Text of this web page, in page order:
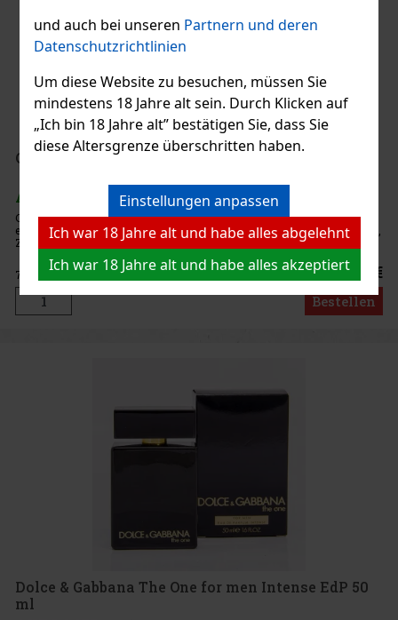
und auch bei unseren Partnern und deren
Datenschutzrichtlinien
Um diese Website zu besuchen, müssen Sie
mindestens 18 Jahre alt sein. Durch Klicken auf
„Ich bin 18 Jahre alt” bestätigen Sie, dass Sie
diese Altersgrenze überschritten haben.
Einstellungen anpassen
Ich war 18 Jahre alt und habe alles abgelehnt
Ich war 18 Jahre alt und habe alles akzeptiert
Chloé Love Story EdP 75 ml
AUF LAGER (2 st)
Chloé Love Story erzählt eine Liebesgeschichte in Paris,
eingefangen in einer eleganten Blumenkomposition voller Frische,
Zartheit und Freiheit. Charakteristik: Der romantische und
75.37 € ohne VAT 91.20 €
Bestellen
Dolce & Gabbana The One for men Intense EdP 50
ml